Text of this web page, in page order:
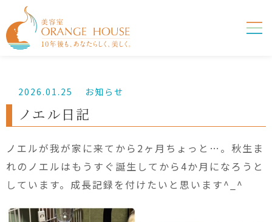
2026.01.25 お知らせ
ノエル日記
ノエルが我が家に来てから2ヶ月ちょっと…。秋生ま
れのノエルはもうすぐ誕生してから4か月になろうと
しています。成長記録を付けたいと思います^_^